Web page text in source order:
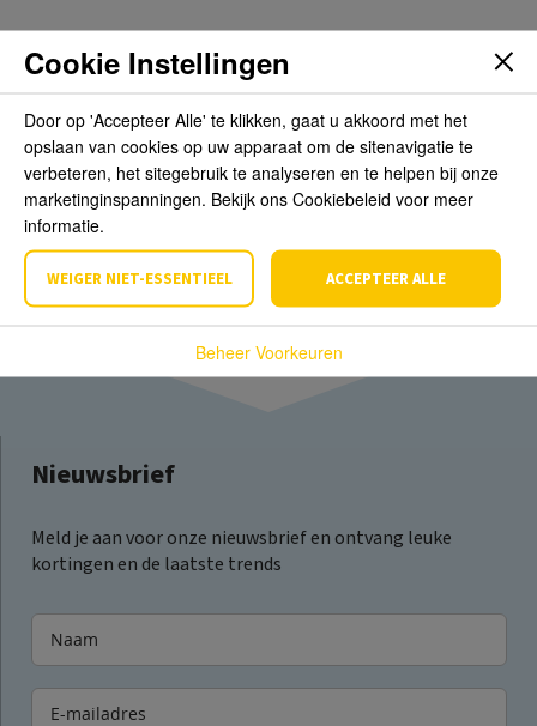
Beoordelingen
Schrijf de eerste review over dit product
Schrijf een beoordeling
Nieuwsbrief
Meld je aan voor onze nieuwsbrief en ontvang leuke
kortingen en de laatste trends
Cookie Instellingen
Door op 'Accepteer Alle' te klikken, gaat u akkoord met het
opslaan van cookies op uw apparaat om de sitenavigatie te
verbeteren, het sitegebruik te analyseren en te helpen bij onze
marketinginspanningen. Bekijk ons Cookiebeleid voor meer
informatie.
WEIGER NIET-ESSENTIEEL ACCEPTEER ALLE
Beheer Voorkeuren